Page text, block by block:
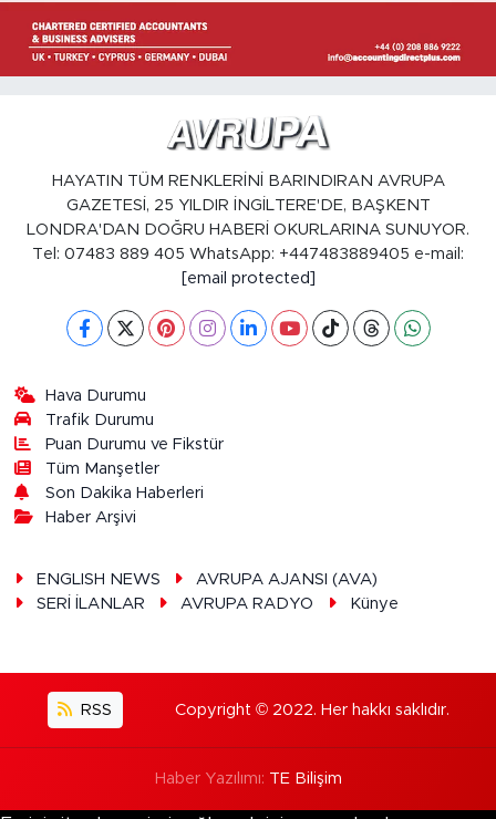
HAYATIN TÜM RENKLERİNİ BARINDIRAN AVRUPA
GAZETESİ, 25 YILDIR İNGİLTERE'DE, BAŞKENT
LONDRA'DAN DOĞRU HABERİ OKURLARINA SUNUYOR.
Tel: 07483 889 405 WhatsApp: +447483889405 e-mail:
[email protected]
Hava Durumu
Trafik Durumu
Puan Durumu ve Fikstür
Tüm Manşetler
Son Dakika Haberleri
Haber Arşivi
ENGLISH NEWS
AVRUPA AJANSI (AVA)
SERİ İLANLAR
AVRUPA RADYO Künye
RSS Copyright © 2022. Her hakkı saklıdır.
Haber Yazılımı: TE Bilişim